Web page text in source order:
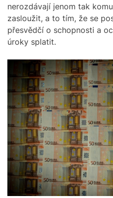
nerozdávají jenom tak
zasloužit, a to tím, že se
přesvědčí o schopnosti a
úroky splatit.